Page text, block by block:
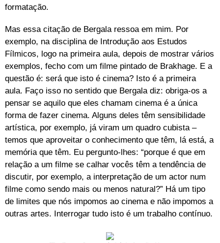
formatação.
Mas essa citação de Bergala ressoa em mim. Por
exemplo, na disciplina de Introdução aos Estudos
Fílmicos, logo na primeira aula, depois de mostrar vários
exemplos, fecho com um filme pintado de Brakhage. E a
questão é: será que isto é cinema? Isto é a primeira
aula. Faço isso no sentido que Bergala diz: obriga-os a
pensar se aquilo que eles chamam cinema é a única
forma de fazer cinema. Alguns deles têm sensibilidade
artística, por exemplo, já viram um quadro cubista –
temos que aproveitar o conhecimento que têm, lá está, a
memória que têm. Eu pergunto-lhes: “porque é que em
relação a um filme se calhar vocês têm a tendência de
discutir, por exemplo, a interpretação de um actor num
filme como sendo mais ou menos natural?” Há um tipo
de limites que nós impomos ao cinema e não impomos a
outras artes. Interrogar tudo isto é um trabalho contínuo.